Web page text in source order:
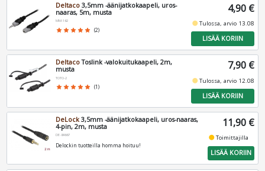
Deltaco 3,5mm -äänijatkokaapeli, uros-
naaras, 5m, musta
MM-162
star star star star star (2)
4,90 €
fiber_manual_recordTulossa, arvio 13.08
LISÄÄ KORIIN
DeltacoToslink -valokuitukaapeli, 2m,
musta
TOTO-2
star star star star star (1)
7,90 €
fiber_manual_recordTulossa, arvio 12.08
LISÄÄ KORIIN
DeLock3,5mm -äänijatkokaapeli, uros-naaras,
4-pin, 2m, musta
DE-84667
Delockin tuotteilla homma hoituu!
11,90 €
fiber_manual_recordToimittajilla
LISÄÄ KORIIN